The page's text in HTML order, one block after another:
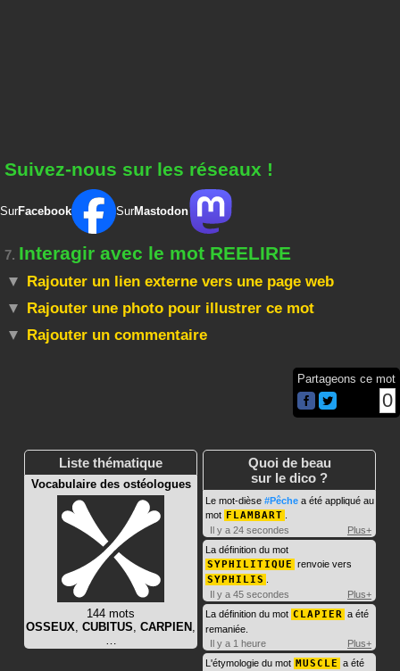
Suivez-nous sur les réseaux !
SurFacebook SurMastodon
7. Interagir avec le mot REELIRE
Rajouter un lien externe vers une page web
Rajouter une photo pour illustrer ce mot
Rajouter un commentaire
Partageons ce mot
0
Liste thématique
Vocabulaire des ostéologues
144 mots
OSSEUX CUBITUS CARPIEN
Quoi de beau
sur le dico ?
Le mot-dièse #Pêche a été appliqué au
mot FLAMBART
Il y a 24 secondes
Plus+
La définition du mot
SYPHILITIQUE renvoie vers
SYPHILIS
Il y a 45 secondes
Plus+
La définition du mot CLAPIER a été
remaniée.
Il y a 1 heure
Plus+
L'étymologie du mot MUSCLE a été